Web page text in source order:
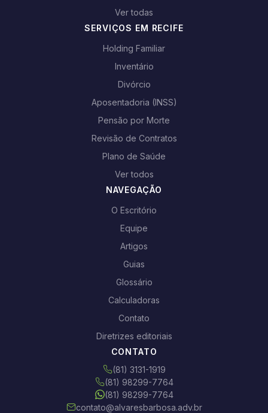
Ver todas
SERVIÇOS EM RECIFE
Holding Familiar
Inventário
Divórcio
Aposentadoria (INSS)
Pensão por Morte
Revisão de Contratos
Plano de Saúde
Ver todos
NAVEGAÇÃO
O Escritório
Equipe
Artigos
Guias
Glossário
Calculadoras
Contato
Diretrizes editoriais
CONTATO
(81) 3131-1919
(81) 98299-7764
(81) 98299-7764
contato@alvaresbarbosa.adv.br